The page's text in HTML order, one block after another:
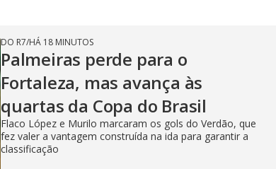
DO R7/HÁ 18 MINUTOS
Palmeiras perde para o
Fortaleza, mas avança às
quartas da Copa do Brasil
Flaco López e Murilo marcaram os gols do Verdão, que
fez valer a vantagem construída na ida para garantir a
classificação